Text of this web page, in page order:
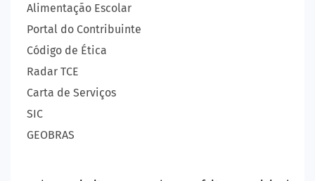
Alimentação Escolar
Portal do Contribuinte
Código de Ética
Radar TCE
Carta de Serviços
SIC
GEOBRAS